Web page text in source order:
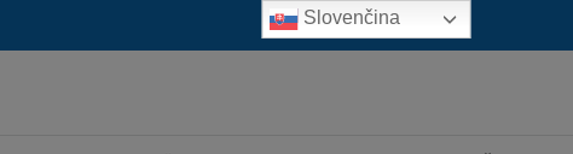
Slovenčina